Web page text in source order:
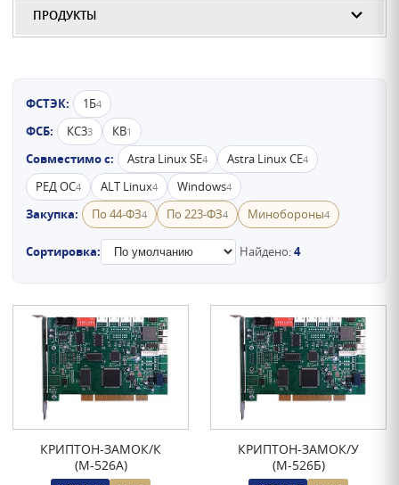
ПРОДУКТЫ
ФСТЭК: 1Б4
ФСБ: КС33 КВ1
Совместимо с: Astra Linux SE4 Astra Linux CE4
РЕД ОС4 ALT Linux4 Windows4
Закупка: По 44-ФЗ4 По 223-ФЗ4 Минобороны4
Сортировка: Найдено:4
КРИПТОН-ЗАМОК/К
(М-526А)
КРИПТОН-ЗАМОК/У
(М-526Б)